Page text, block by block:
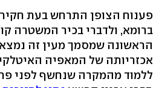
פענוח הצופן התרחש בעת
ברומא, ולדברי בכיר המשטרה
הראשונה שמסמך מעין זה
אכזריותה של המאפיה
ללמוד מהמקרה שנחשף לפני